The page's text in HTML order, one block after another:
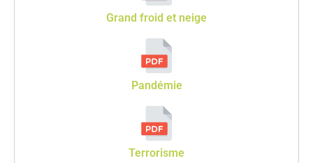
Grand froid et neige
Pandémie
Terrorisme